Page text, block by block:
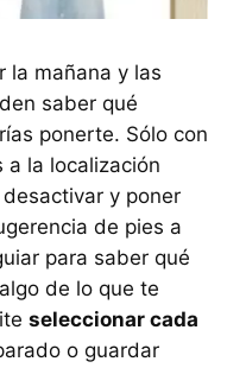
la mañana y las
saber qué
ponerte. Sólo con
a la localización
y poner
de pies a
para saber qué
de lo que te
seleccionar cada
o guardar